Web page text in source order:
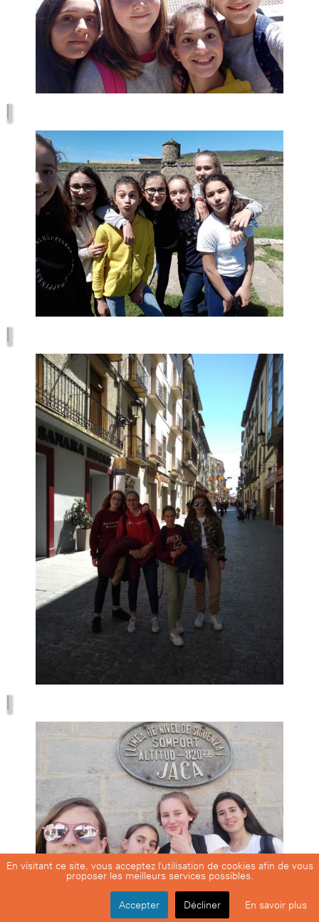
En visitant ce site, vous acceptez l'utilisation de cookies afin de vous
proposer les meilleurs services possibles.
Accepter Décliner En savoir plus